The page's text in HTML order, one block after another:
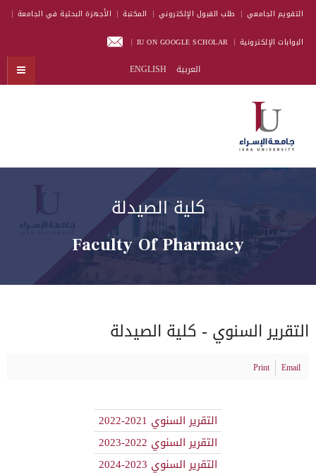
التقويم الجامعي طلب القبول الإلكتروني المكتبة الأجهزة البحثية في الجامعة
البوابات الإلكترونية IU ON GOOGLE SCHOLAR
العربية ENGLISH
كلية الصيدلة
Faculty Of Pharmacy
التقرير السنوي - كلية الصيدلة
Print Email
التقرير السنوي 2021-2022
التقرير السنوي 2022-2023
التقرير السنوي 2023-2024